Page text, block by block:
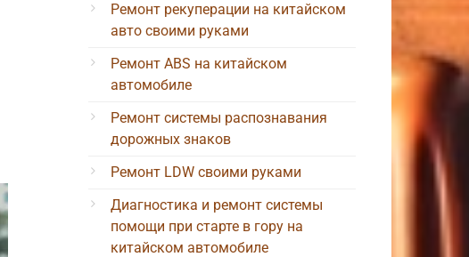
Ремонт рекуперации на китайском
авто своими руками
Ремонт ABS на китайском
автомобиле
Ремонт системы распознавания
дорожных знаков
Ремонт LDW своими руками
Диагностика и ремонт системы
помощи при старте в гору на
китайском автомобиле